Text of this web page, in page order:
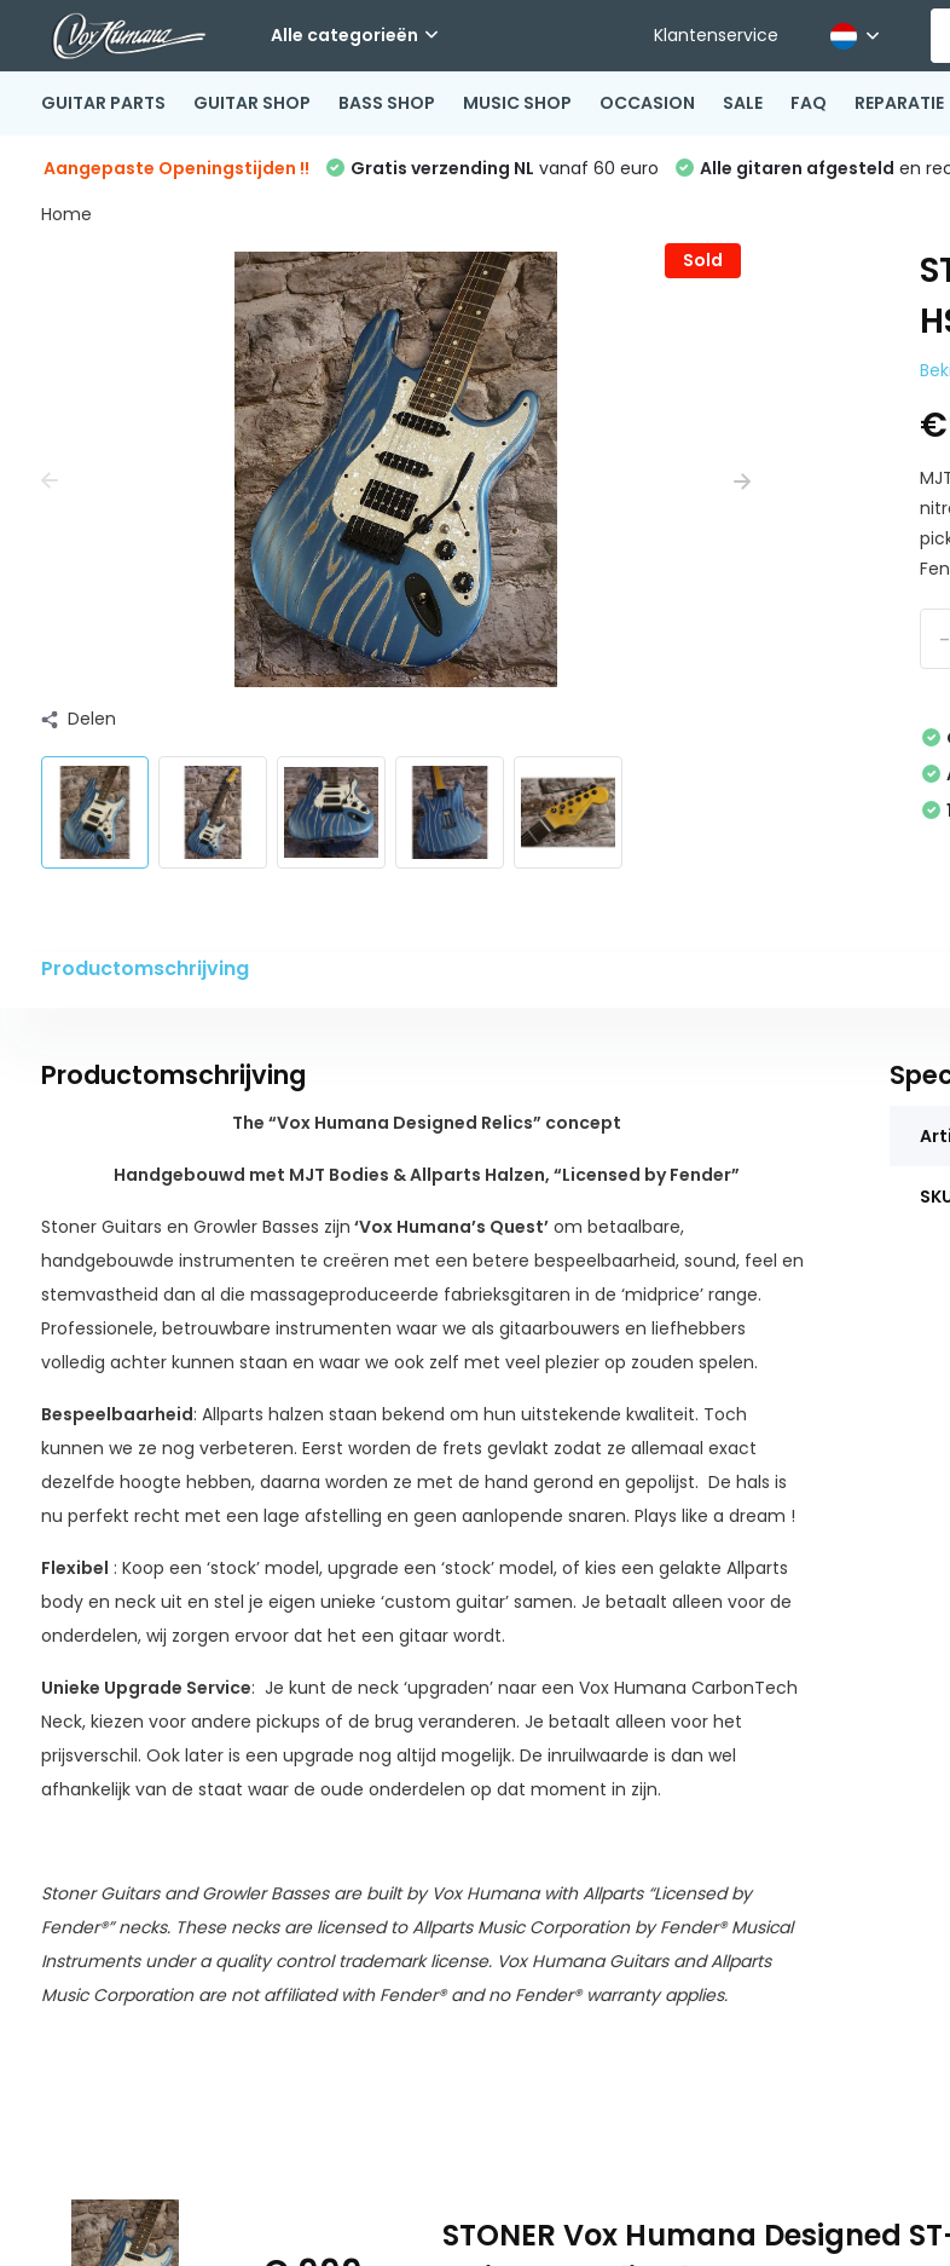
Alle categorieën Klantenservice
GUITAR PARTS GUITAR SHOP BASS SHOP MUSIC SHOP OCCASION SALE FAQ REPARATIE
Aangepaste Openingstijden !! Gratis verzending NL vanaf 60 euro Alle gitaren afgesteld en
Home
Sold
Delen
-
Productomschrijving
Productomschrijving
The “Vox Humana Designed Relics” concept
Handgebouwd met MJT Bodies & Allparts Halzen, “Licensed by Fender”
Stoner Guitars en Growler Basses zijn ‘Vox Humana’s Quest’om betaalbare,
handgebouwde instrumenten te creëren met een betere bespeelbaarheid, sound, feel en
stemvastheid dan al die massageproduceerde fabrieksgitaren in de ‘midprice’ range.
Professionele, betrouwbare instrumenten waar we als gitaarbouwers en liefhebbers
volledig achter kunnen staan en waar we ook zelf met veel plezier op zouden spelen.
Bespeelbaarheid: Allparts halzen staan bekend om hun uitstekende kwaliteit. Toch
kunnen we ze nog verbeteren. Eerst worden de frets gevlakt zodat ze allemaal exact
dezelfde hoogte hebben, daarna worden ze met de hand gerond en gepolijst. De hals is
nu perfekt recht met een lage afstelling en geen aanlopende snaren. Plays like a dream !
Flexibel : Koop een ‘stock’ model, upgrade een ‘stock’ model, of kies een gelakte Allparts
body en neck uit en stel je eigen unieke ‘custom guitar’ samen. Je betaalt alleen voor de
onderdelen, wij zorgen ervoor dat het een gitaar wordt.
Unieke Upgrade Service: Je kunt de neck ‘upgraden’ naar een Vox Humana CarbonTech
Neck, kiezen voor andere pickups of de brug veranderen. Je betaalt alleen voor het
prijsverschil. Ook later is een upgrade nog altijd mogelijk. De inruilwaarde is dan wel
afhankelijk van de staat waar de oude onderdelen op dat moment in zijn.
Stoner Guitars and Growler Basses are built by Vox Humana with Allparts “Licensed by
Fender®” necks. These necks are licensed to Allparts Music Corporation by Fender® Musical
Instruments under a quality control trademark license. Vox Humana Guitars and Allparts
Music Corporation are not affiliated with Fender® and no Fender® warranty applies.
STONER Vox Humana Designed